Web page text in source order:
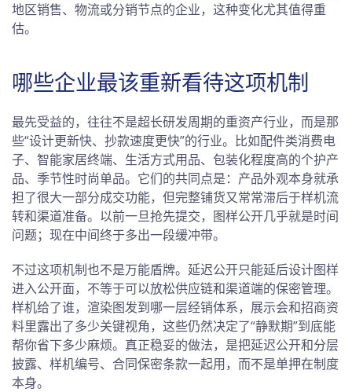
地区销售、物流或分销节点的企业，这种变化尤其值得重
估。
哪些企业最该重新看待这项机制
最先受益的，往往不是超长研发周期的重资产行业，而是那
些“设计更新快、抄款速度更快”的行业。比如配件类消费电
子、智能家居终端、生活方式用品、包装化程度高的个护产
品、季节性时尚单品。它们的共同点是：产品外观本身就承
担了很大一部分成交功能，但完整铺货又常常滞后于样机流
转和渠道准备。以前一旦抢先提交，图样公开几乎就是时间
问题；现在中间终于多出一段缓冲带。
不过这项机制也不是万能盾牌。延迟公开只能延后设计图样
进入公开面，不等于可以放松供应链和渠道端的保密管理。
样机给了谁，渲染图发到哪一层经销体系，展示会和招商资
料里露出了多少关键视角，这些仍然决定了“静默期”到底能
帮你省下多少麻烦。真正稳妥的做法，是把延迟公开和分层
披露、样机编号、合同保密条款一起用，而不是单押在制度
本身。